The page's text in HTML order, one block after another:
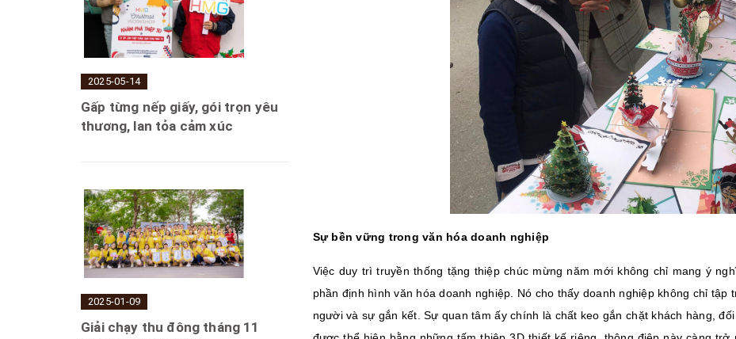
Sự bền vững trong văn hóa doanh nghiệp
Việc duy trì truyền thống tặng thiệp chúc mừng năm mới không chỉ mang ý
phần định hình văn hóa doanh nghiệp. Nó cho thấy doanh nghiệp không chỉ
người và sự gắn kết. Sự quan tâm ấy chính là chất keo gắn chặt khách hàng,
2025-05-14
Gấp từng nếp giấy, gói trọn yêu
thương, lan tỏa cảm xúc
2025-01-09
Giải chạy thu đông tháng 11